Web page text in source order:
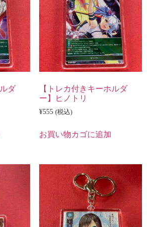
ダ
【トレカ付きキーホルダ
ー】ヒノトリ
¥555 (税込)
お買い物カゴに追加